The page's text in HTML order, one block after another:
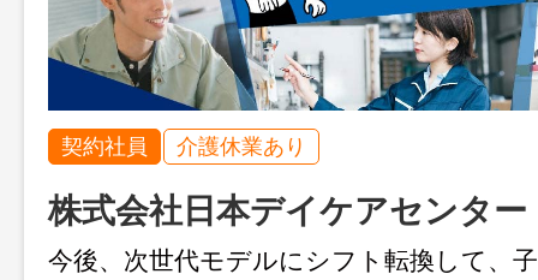
契約社員 介護休業あり
株式会社日本デイケアセンター
今後、次世代モデルにシフト転換して、